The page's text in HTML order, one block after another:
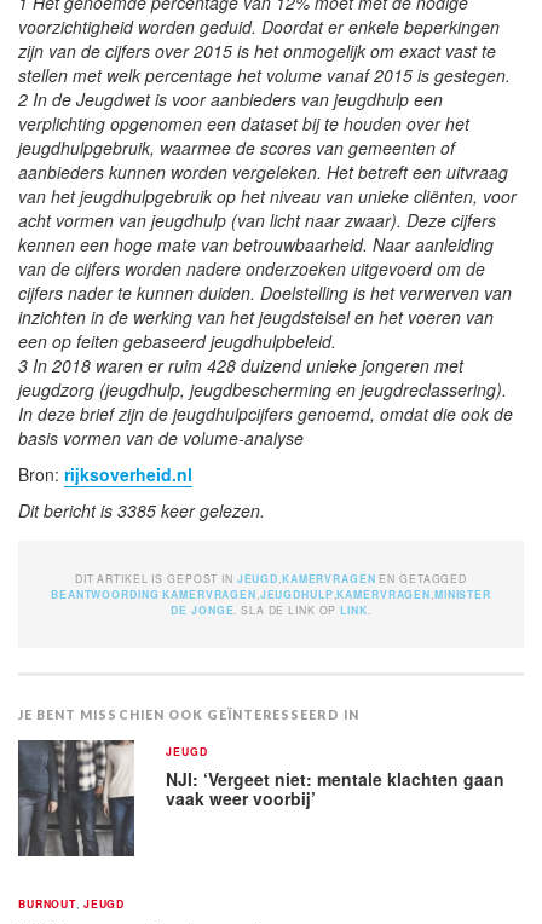
voorzichtigheid worden geduid. Doordat er enkele beperkingen
zijn van de cijfers over 2015 is het onmogelijk om exact vast te
stellen met welk percentage het volume vanaf 2015 is gestegen.
2 In de Jeugdwet is voor aanbieders van jeugdhulp een
verplichting opgenomen een dataset bij te houden over het
jeugdhulpgebruik, waarmee de scores van gemeenten of
aanbieders kunnen worden vergeleken. Het betreft een uitvraag
van het jeugdhulpgebruik op het niveau van unieke cliënten, voor
acht vormen van jeugdhulp (van licht naar zwaar). Deze cijfers
kennen een hoge mate van betrouwbaarheid. Naar aanleiding
van de cijfers worden nadere onderzoeken uitgevoerd om de
cijfers nader te kunnen duiden. Doelstelling is het verwerven van
inzichten in de werking van het jeugdstelsel en het voeren van
een op feiten gebaseerd jeugdhulpbeleid.
3 In 2018 waren er ruim 428 duizend unieke jongeren met
jeugdzorg (jeugdhulp, jeugdbescherming en jeugdreclassering).
In deze brief zijn de jeugdhulpcijfers genoemd, omdat die ook de
basis vormen van de volume-analyse
Bron: rijksoverheid.nl
Dit bericht is 3385 keer gelezen.
DIT ARTIKEL IS GEPOST IN JEUGD KAMERVRAGEN EN GETAGGED
BEANTWOORDING KAMERVRAGEN JEUGDHULP ,KAMERVRAGEN MINISTER
DE JONGE . SLA DE LINK OPLINK
JE BENT MISSCHIEN OOK GEÏNTERESSEERD IN
JEUGD
NJI: ‘Vergeet niet: mentale klachten gaan
vaak weer voorbij’
BURNOUT JEUGD